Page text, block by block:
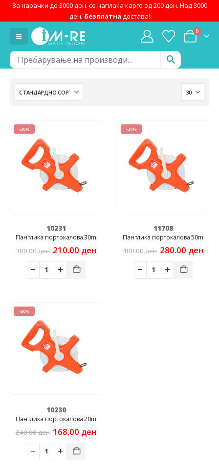
За нарачки до 3000 ден. се наплаќа карго од 200 ден. Над 3000
ден. безплатна достава!
0
-30%
10231
Пантлика портокалова 30m
300.00ден Original
was:
300.00 ден.
210.00 ден Current
210.00 ден.
-30%
11708
Пантлика портокалова 50m
400.00ден Original
was:
400.00 ден.
280.00 ден
-30%
10230
Пантлика портокалова 20m
240.00ден Original
was:
240.00 ден.
168.00 ден